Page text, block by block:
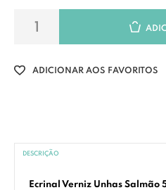
ADICIONAR AOS FAVORITOS
DESCRIÇÃO
Ecrinal Verniz Unhas Salmão